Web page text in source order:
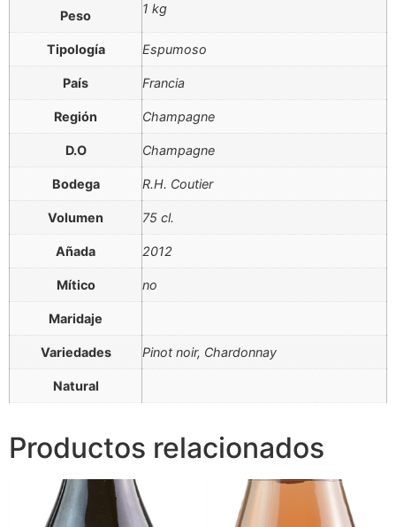
Peso 1 kg
Tipología Espumoso
País Francia
Región Champagne
D.O Champagne
Bodega R.H. Coutier
Volumen 75 cl.
Añada 2012
Mítico no
Maridaje
Variedades Pinot noir, Chardonnay
Natural
Productos relacionados